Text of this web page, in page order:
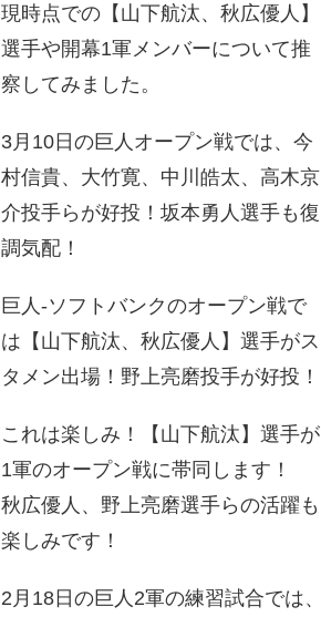
現時点での【山下航汰、秋広優人】
選手や開幕1軍メンバーについて推
察してみました。
3月10日の巨人オープン戦では、今
村信貴、大竹寛、中川皓太、高木京
介投手らが好投！坂本勇人選手も復
調気配！
巨人-ソフトバンクのオープン戦で
は【山下航汰、秋広優人】選手がス
タメン出場！野上亮磨投手が好投！
これは楽しみ！【山下航汰】選手が
1軍のオープン戦に帯同します！
秋広優人、野上亮磨選手らの活躍も
楽しみです！
2月18日の巨人2軍の練習試合では、